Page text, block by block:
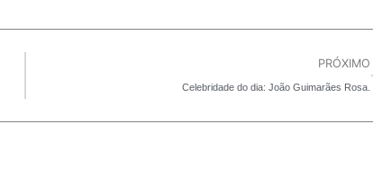
PRÓXIMO
Celebridade do dia: João Guimarães Rosa.